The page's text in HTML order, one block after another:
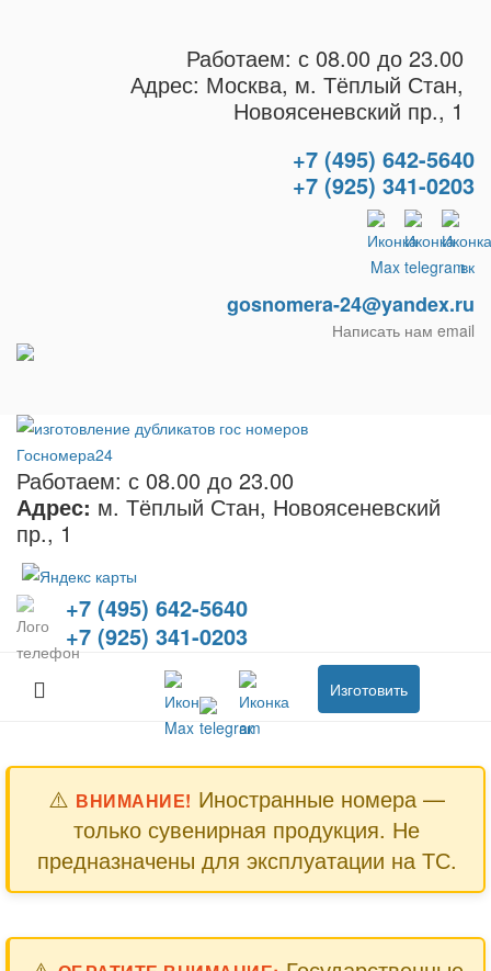
Работаем: с 08.00 до 23.00
Адрес: Москва, м. Тёплый Стан,
Новоясеневский пр., 1
+7 (495) 642-5640
+7 (925) 341-0203
gosnomera-24@yandex.ru
Написать нам email
Работаем: с 08.00 до 23.00
Адрес: м. Тёплый Стан, Новоясеневский
пр., 1
+7 (495) 642-5640
+7 (925) 341-0203
Изготовить
⚠️ ВНИМАНИЕ! Иностранные номера —
только сувенирная продукция. Не
предназначены для эксплуатации на ТС.